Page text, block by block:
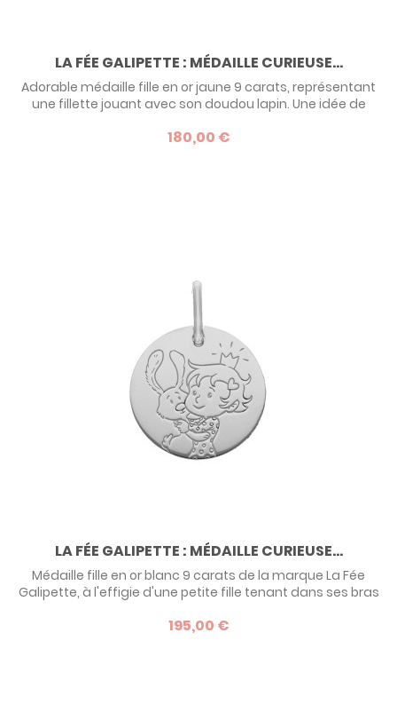
LA FÉE GALIPETTE : MÉDAILLE CURIEUSE...
Adorable médaille fille en or jaune 9 carats, représentant
une fillette jouant avec son doudou lapin. Une idée de
portera durant toute son enfance avec fierté !
180,00 €
LA FÉE GALIPETTE : MÉDAILLE CURIEUSE...
Médaille fille en or blanc 9 carats de la marque La Fée
Galipette, à l'effigie d'une petite fille tenant dans ses bras
enfant dès son plus jeune âge.
195,00 €